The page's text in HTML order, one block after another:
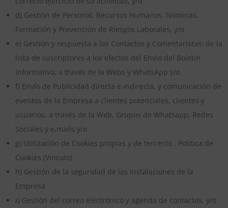
d) Gestión de Personal, Recursos Humanos, Nominas,
Formación y Prevención de Riesgos Laborales, y/o
e) Gestión y respuesta a los Contactos y Comentaristas; de la
lista de suscriptores a los efectos del Envío del Boletín
Informativo, a través de la Webs y WhatsApp y/o
f) Envío de Publicidad directa e indirecta, y comunicación de
eventos de la Empresa a clientes potenciales, clientes y
usuarios, a través de la Web, Grupos de Whatsapp, Redes
Sociales y e,mails y/o
g) Utilización de Cookies propias y de terceros . Política de
Cookies (Vinculo)
h) Gestión de la seguridad de las instalaciones de la
Empresa
i) Gestión del correo electrónico y agenda de contactos, y/o